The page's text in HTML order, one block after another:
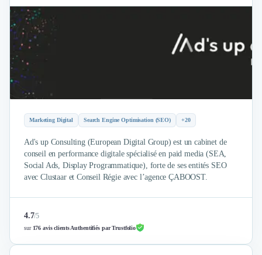
Externalisation Administrative
Direction Financière Externalisée (DAF)
Transactions Services
Restructuring
Droit Commercial
Droit du Travail
Propriété Intellectuelle (IP/IT)
Gestion de trésorerie
Financement de matériel ou équipement
Due Diligence
Fiscalité
UX & UI Design
Développement Web
Product Management
Marketing Digital Search Engine Optimisation (SEO) +20
Ad's up Consulting (European Digital Group) est un cabinet de
conseil en performance digitale spécialisé en paid media (SEA,
Social Ads, Display Programmatique), forte de ses entités SEO
avec Clustaar et Conseil Régie avec l’agence ÇABOOST.
4.7/5
sur 176 avis clients Authentifiés par Trustfolio